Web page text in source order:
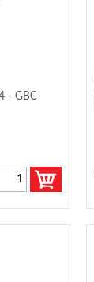
- GBC